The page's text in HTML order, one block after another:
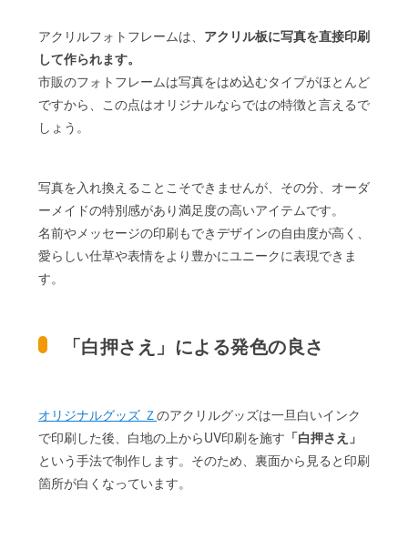
アクリルフォトフレームは、 アクリル板に写真を直接印刷
して作られます。
市販のフォトフレームは写真をはめ込むタイプがほとんど
ですから、この点はオリジナルならではの特徴と言えるで
しょう。
写真を入れ換えることこそできませんが、その分、オーダ
ーメイドの特別感があり満足度の高いアイテムです。
名前やメッセージの印刷もできデザインの自由度が高く、
愛らしい仕草や表情をより豊かにユニークに表現できま
す。
「白押さえ」による発色の良さ
オリジナルグッズ Ｚのアクリルグッズは一旦白いインク
で印刷した後、白地の上からUV印刷を施す 「白押さえ」
という手法で制作します。そのため、裏面から見ると印刷
箇所が白くなっています。